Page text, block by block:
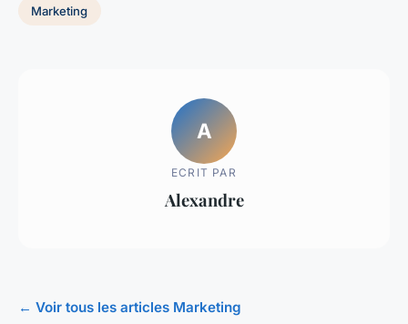
Marketing
A
ECRIT PAR
Alexandre
← Voir tous les articles Marketing